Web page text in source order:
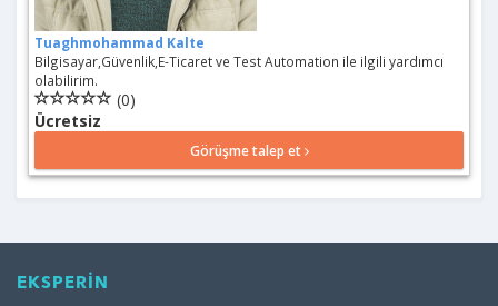
Tuaghmohammad Kalte
Bilgisayar,Güvenlik,E-Ticaret ve Test Automation ile ilgili yardımcı
olabilirim.
(0)
Ücretsiz
Görüşme talep et
EKSPERİN